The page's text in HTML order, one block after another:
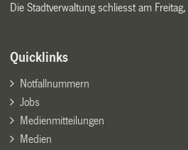
Die Stadtverwaltung schliesst am
Quicklinks
Notfallnummern
Jobs
Medienmitteilungen
Medien